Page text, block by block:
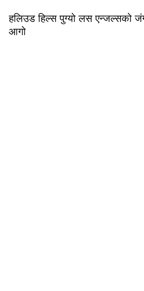
हलिउड हिल्स पुग्यो लस एन्जल्सको
आगो